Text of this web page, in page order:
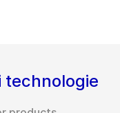
technologie